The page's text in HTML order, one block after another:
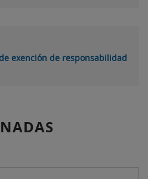
exención de responsabilidad